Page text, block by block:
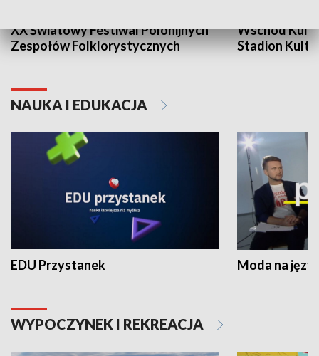
XX Światowy Festiwal Polonijnych
Zespołów Folklorystycznych
Wschód
Stadion
NAUKA I EDUKACJA
EDU Przystanek Moda na
WYPOCZYNEK I REKREACJA